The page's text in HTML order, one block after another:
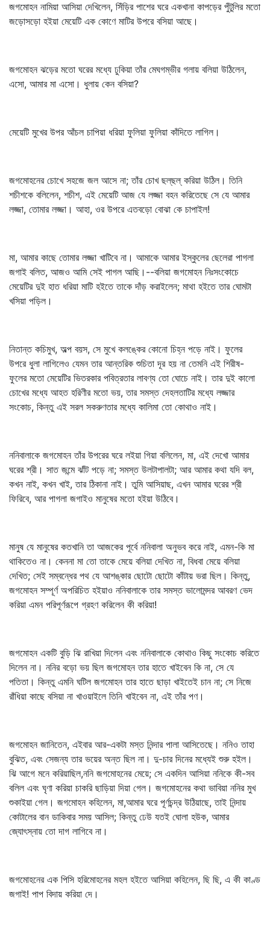
জগমোহন নামিয়া আসিয়া দেখিলেন, সিঁড়ির পাশের ঘরে একখানা কাপড়ের পুঁটুলির মতো
জড়োসড়ো হইয়া মেয়েটি এক কোণে মাটির উপরে বসিয়া আছে।
জগমোহন ঝড়ের মতো ঘরের মধ্যে ঢুকিয়া তাঁর মেঘগম্ভীর গলায় বলিয়া উঠিলেন,
এসো, আমার মা এসো। ধুলায় কেন বসিয়া?
মেয়েটি মুখের উপর আঁচল চাপিয়া ধরিয়া ফুলিয়া ফুলিয়া কাঁদিতে লাগিল।
জগমোহনের চোখে সহজে জল আসে না; তাঁর চোখ ছল্‌ছল্‌ করিয়া উঠিল। তিনি
শচীশকে বলিলেন, শচীশ, এই মেয়েটি আজ যে লজ্জা বহন করিতেছে সে যে আমার
লজ্জা, তোমার লজ্জা। আহা, ওর উপরে এতবড়ো বোঝা কে চাপাইল!
মা, আমার কাছে তোমার লজ্জা খাটিবে না। আমাকে আমার ইস্কুলের ছেলেরা পাগলা
জগাই বলিত, আজও আমি সেই পাগল আছি।--বলিয়া জগমোহন নিঃসংকোচে
মেয়েটির দুই হাত ধরিয়া মাটি হইতে তাকে দাঁড় করাইলেন; মাথা হইতে তার ঘোমটা
খসিয়া পড়িল।
নিতান্ত কচিমুখ, অল্প বয়স, সে মুখে কলঙ্কের কোনো চিহ্ন পড়ে নাই। ফুলের
উপরে ধুলা লাগিলেও যেমন তার আন্তরিক শুচিতা দূর হয় না তেমনি এই শিরীষ-
ফুলের মতো মেয়েটির ভিতরকার পবিত্রতার লাবণ্য তো ঘোচে নাই। তার দুই কালো
চোখের মধ্যে আহত হরিণীর মতো ভয়, তার সমস্ত দেহলতাটির মধ্যে লজ্জার
সংকোচ, কিন্তু এই সরল সকরুণতার মধ্যে কালিমা তো কোথাও নাই।
ননিবালাকে জগমোহন তাঁর উপরের ঘরে লইয়া গিয়া বলিলেন, মা, এই দেখো আমার
ঘরের শ্রী। সাত জন্মে ঝাঁট পড়ে না; সমস্ত উলটাপালটা; আর আমার কথা যদি বল,
কখন নাই, কখন খাই, তার ঠিকানা নাই। তুমি আসিয়াছ, এখন আমার ঘরের শ্রী
ফিরিবে, আর পাগলা জগাইও মানুষের মতো হইয়া উঠিবে।
মানুষ যে মানুষের কতখানি তা আজকের পূর্বে ননিবালা অনুভব করে নাই, এমন-কি মা
থাকিতেও না। কেননা মা তো তাকে মেয়ে বলিয়া দেখিত না, বিধবা মেয়ে বলিয়া
দেখিত; সেই সম্বন্ধের পথ যে আশঙ্কার ছোটো ছোটো কাঁটায় ভরা ছিল। কিন্তু,
জগমোহন সম্পূর্ণ অপরিচিত হইয়াও ননিবালাকে তার সমস্ত ভালোমন্দর আবরণ ভেদ
করিয়া এমন পরিপূর্ণরূপে গ্রহণ করিলেন কী করিয়া!
জগমোহন একটি বুড়ি ঝি রাখিয়া দিলেন এবং ননিবালাকে কোথাও কিছু সংকোচ করিতে
দিলেন না। ননির বড়ো ভয় ছিল জগমোহন তার হাতে খাইবেন কি না, সে যে
পতিতা। কিন্তু এমনি ঘটিল জগমোহন তার হাতে ছাড়া খাইতেই চান না; সে নিজে
রাঁধিয়া কাছে বসিয়া না খাওয়াইলে তিনি খাইবেন না, এই তাঁর পণ।
জগমোহন জানিতেন, এইবার আর-একটা মস্ত নিন্দার পালা আসিতেছে। ননিও তাহা
বুঝিত, এবং সেজন্য তার ভয়ের অন্ত ছিল না। দু-চার দিনের মধ্যেই শুরু হইল।
ঝি আগে মনে করিয়াছিল,ননি জগমোহনের মেয়ে; সে একদিন আসিয়া ননিকে কী-সব
বলিল এবং ঘৃণা করিয়া চাকরি ছাড়িয়া দিয়া গেল। জগমোহনের কথা ভাবিয়া ননির মুখ
শুকাইয়া গেল। জগমোহন কহিলেন, মা,আমার ঘরে পূর্ণচন্দ্র উঠিয়াছে, তাই নিন্দায়
কোটালের বান ডাকিবার সময় আসিল; কিন্তু ঢেউ যতই ঘোলা হউক, আমার
জ্যোৎস্নায় তো দাগ লাগিবে না।
জগমোহনের এক পিসি হরিমোহনের মহল হইতে আসিয়া কহিলেন, ছি ছি, এ কী কাণ্ড
জগাই! পাপ বিদায় করিয়া দে।